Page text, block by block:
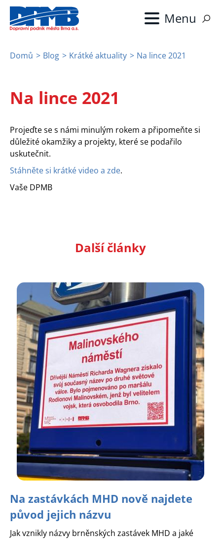
Přejít
hlavnímu
navigace
Domů Blog Krátké aktuality Na lince 2021
Na lince 2021
Projeďte se s námi minulým rokem a připomeňte si
důležité okamžiky a projekty, které se podařilo
uskutečnit.
Stáhněte si krátké video a zde.
Vaše DPMB
Další články
Na zastávkách MHD nově najdete
původ jejich názvu
Jak vznikly názvy brněnských zastávek MHD a jaké